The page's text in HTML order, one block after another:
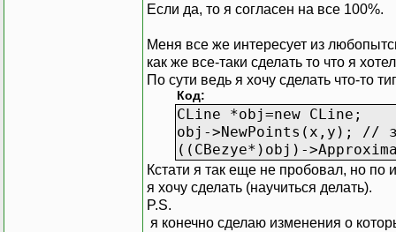
Если да, то я согласен на все 100%.
Меня все же интересует из
как же все-таки сделать то что я
По сути ведь я хочу сделать что-то
Код:
СLine *obj=new CLine;
obj->NewPoints(x,y); //
((СBezye*)obj)-
Кстати я так еще не пробовал, но по
я хочу сделать (научиться делать).
P.S.
я конечно сделаю изменения о